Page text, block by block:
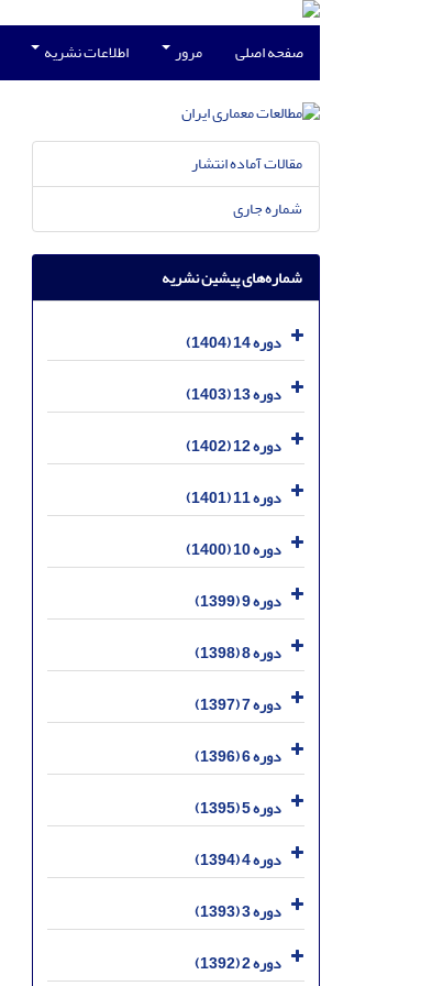
صفحه اصلی مرور اطلاعات نشریه
مقالات آماده انتشار
شماره جاری
شماره‌های پیشین نشریه
دوره 14 (1404)
دوره 13 (1403)
دوره 12 (1402)
دوره 11 (1401)
دوره 10 (1400)
دوره 9 (1399)
دوره 8 (1398)
دوره 7 (1397)
دوره 6 (1396)
دوره 5 (1395)
دوره 4 (1394)
دوره 3 (1393)
دوره 2 (1392)